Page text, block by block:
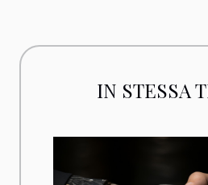
IN STESSA